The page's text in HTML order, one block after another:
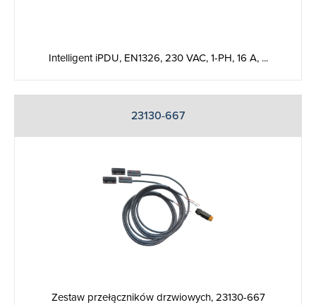
Intelligent iPDU, EN1326, 230 VAC, 1-PH, 16 A, ...
23130-667
Zestaw przełączników drzwiowych, 23130-667